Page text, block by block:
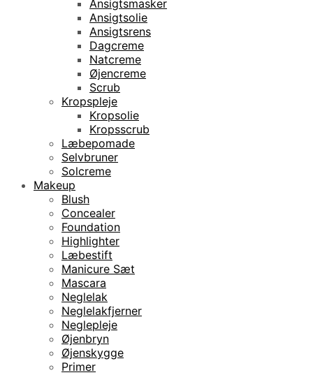
Ansigtsmasker
Ansigtsolie
Ansigtsrens
Dagcreme
Natcreme
Øjencreme
Scrub
Kropspleje
Kropsolie
Kropsscrub
Læbepomade
Selvbruner
Solcreme
Makeup
Blush
Concealer
Foundation
Highlighter
Læbestift
Manicure Sæt
Mascara
Neglelak
Neglelakfjerner
Neglepleje
Øjenbryn
Øjenskygge
Primer